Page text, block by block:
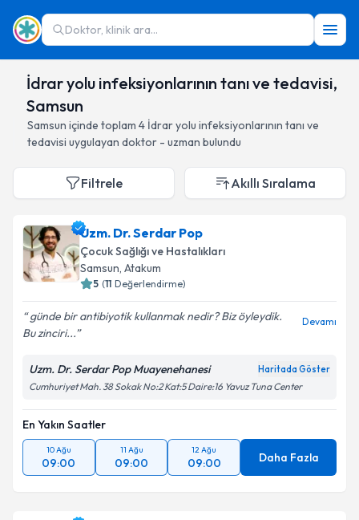
Doktor, klinik ara...
İdrar yolu infeksiyonlarının tanı ve tedavisi,
Samsun
Samsun içinde toplam 4 İdrar yolu infeksiyonlarının tanı ve
tedavisi uygulayan doktor - uzman bulundu
Filtrele Akıllı Sıralama
Uzm. Dr. Serdar Pop
Çocuk Sağlığı ve Hastalıkları
Samsun, Atakum
5 (11 Değerlendirme)
günde bir antibiyotik kullanmak nedir? Biz öyleydik.
Bu zinciri...
Devamı
Uzm. Dr. Serdar Pop Muayenehanesi Haritada Göster
Cumhuriyet Mah. 38 Sokak No:2 Kat:5 Daire:16 Yavuz Tuna Center
En Yakın Saatler
10 Ağu
09:00
11 Ağu
09:00
12 Ağu
09:00 Daha Fazla